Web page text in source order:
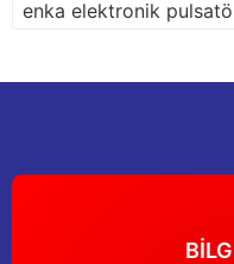
Bu ürüne benzer farklı
enka elektronik